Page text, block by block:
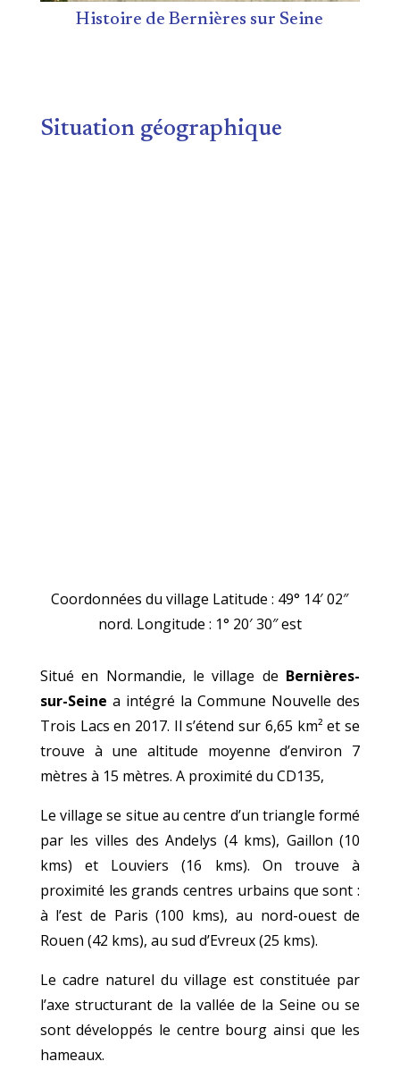
Histoire de Bernières sur Seine
Situation géographique
Coordonnées du village Latitude : 49° 14′ 02″
nord. Longitude : 1° 20′ 30″ est
Situé en Normandie, le village de Bernières-
sur-Seine a intégré la Commune Nouvelle des
Trois Lacs en 2017. Il s’étend sur 6,65 km² et se
trouve à une altitude moyenne d’environ 7
mètres à 15 mètres. A proximité du CD135,
Le village se situe au centre d’un triangle formé
par les villes des Andelys (4 kms), Gaillon (10
kms) et Louviers (16 kms). On trouve à
proximité les grands centres urbains que sont :
à l’est de Paris (100 kms), au nord-ouest de
Rouen (42 kms), au sud d’Evreux (25 kms).
Le cadre naturel du village est constituée par
l’axe structurant de la vallée de la Seine ou se
sont développés le centre bourg ainsi que les
hameaux.